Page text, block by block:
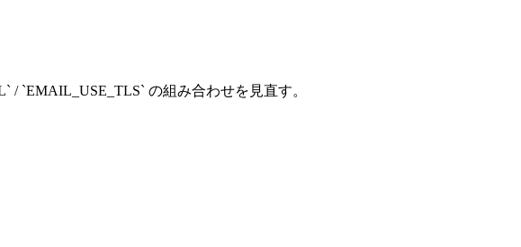
/ `EMAIL_USE_TLS` の組み合わせを見直す。